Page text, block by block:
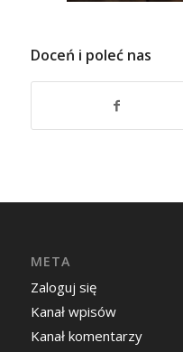
Doceń i poleć nas
META
Zaloguj się
Kanał wpisów
Kanał komentarzy